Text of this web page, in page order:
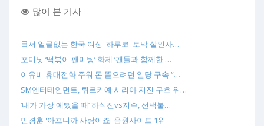
많이 본 기사
日서 얼굴없는 한국 여성 '하루코' 토막 살인사…
포미닛 ‘떡볶이 팬미팅’ 화제 ‘팬들과 함께한 …
이유비 휴대전화 주워 돈 뜯으려던 일당 구속 “…
SM엔터테인먼트, 튀르키예·시리아 지진 구호 위…
‘내가 가장 예뻤을 때’ 하석진vs지수, 선택불…
민경훈 '아프니까 사랑이죠' 음원사이트 1위